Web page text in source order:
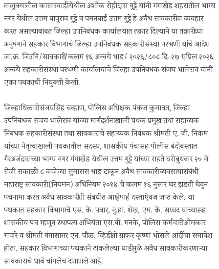
तालुक्यातील कासारवाडी येथील अशोक रोहीदास गुट्टे यांनी गंगाखेड शहरातील भाग्य
नगर येथील उत्तम बापुराव गुट्टे व पमनबाई उत्तम गुट्टे हे अवैध सावकारीचा व्यवहार
करत असल्याबाबत जिल्हा उपनिबंधक कार्यालयात तक्रार दिल्याने या तक्रारीच्या
अनुषंगाने सहकार विभागाचे जिल्हा उपनिबंधक सहकारी संस्था परभणी यांचे आदेश
जा.क्र. जिउनि/सावकारी/कलम १६ अन्वये धाड/ २०२६/८०८ दि. २७ एप्रिल २०२६
अन्वये सहकारी संस्था परभणी कार्यालयाचे जिल्हा उपनिबंधक संजय भालेराव यांनी
एका पथकाची नियुक्ती केली.
जिल्हाधिकारी संजयसिंह चव्हाण, पोलिस अधिक्षक पंकज कुमावत, जिल्हा
उपनिबंधक संजय भालेराव यांच्या मार्गदर्शनाखाली पथक प्रमुख तथा सहाय्यक
निबंधक सहकारी संस्था तथा सावकारांचे सहाय्यक निबंधक श्रीमती ए. जी. निकम
यांच्या नेतृत्वाखाली पथकातील सदस्य, शासकीय पंचासह पोलीस बंदोबस्तात
गैरअर्जदारांच्या भाग्य नगर गंगाखेड येथील उत्तम गुट्टे यांच्या राहते घरी बुधवार २० मे
रोजी सकाळी ८ वाजेच्या सुमारास धाड टाकून अवैध सावकारी व्यवसायासंबंधी
महाराष्ट्र सावकारी (नियमन) अधिनियम २०१४ चे कलम १६ नुसार घर झडती घेवुन
पंचनामा करत अवैध सावकारीशी संबधीत आक्षेपार्ह दस्ताऐवज जप्त केले. या
पथकात सहकार विभागाचे एस. के. पवार, नु.हा. शेख, एम. के. सय्यद यांच्यासह
शासकीय पंच म्हणुन स्थापत्य अभियंता एस.बी. मनके, पोलिस कर्मचारी ओमकार
गांजरे व श्रीमती गंगासागर एन. पौळ, व्हिडीओ ग्राफर कृष्णा भोसले आदींचा समावेश
होता. सहकार विभागाच्या पथकाने टाकलेल्या धाडीमुळे अवैध सावकारी करणाऱ्या
सावकाराचे धाबे चांगलेच दणाणले आहे.